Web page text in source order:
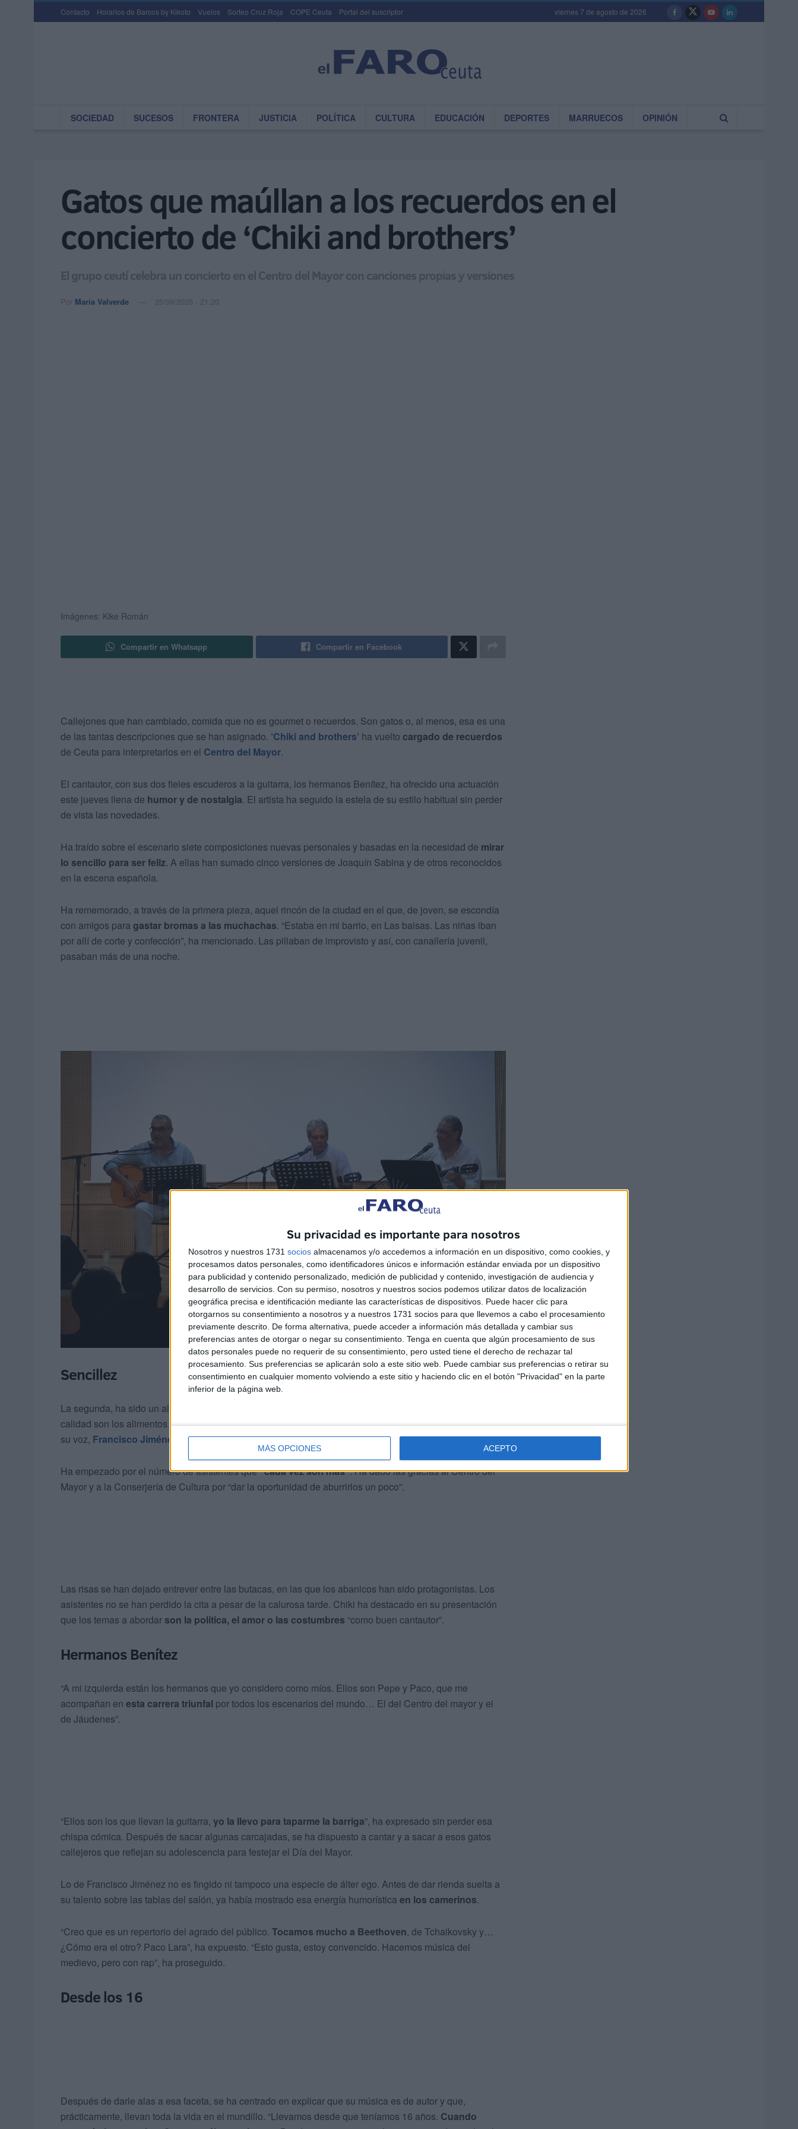
Su privacidad es importante para nosotros
Nosotros y nuestros 1731 socios almacenamos y/o accedemos a información en un dispositivo, como cookies, y
procesamos datos personales, como identificadores únicos e información estándar enviada por un dispositivo
para publicidad y contenido personalizado, medición de publicidad y contenido, investigación de audiencia y
desarrollo de servicios. Con su permiso, nosotros y nuestros socios podemos utilizar datos de localización
geográfica precisa e identificación mediante las características de dispositivos. Puede hacer clic para
otorgarnos su consentimiento a nosotros y a nuestros 1731 socios para que llevemos a cabo el procesamiento
previamente descrito. De forma alternativa, puede acceder a información más detallada y cambiar sus
preferencias antes de otorgar o negar su consentimiento. Tenga en cuenta que algún procesamiento de sus
datos personales puede no requerir de su consentimiento, pero usted tiene el derecho de rechazar tal
procesamiento. Sus preferencias se aplicarán solo a este sitio web. Puede cambiar sus preferencias o retirar su
consentimiento en cualquier momento volviendo a este sitio y haciendo clic en el botón "Privacidad" en la parte
inferior de la página web.
MÁS OPCIONES ACEPTO
Contacto Horarios de Barcos by Kikoto Vuelos Sorteo Cruz Roja COPE Ceuta Portal del suscriptor viernes 7 de agosto de 2026
SOCIEDAD SUCESOS FRONTERA JUSTICIA POLÍTICA CULTURA EDUCACIÓN DEPORTES MARRUECOS OPINIÓN
Gatos que maúllan a los recuerdos en el
concierto de ‘Chiki and brothers’
El grupo ceutí celebra un concierto en el Centro del Mayor con canciones propias y versiones
Por María Valverde 25/09/2025 - 21:20
Imágenes: Kike Román
Compartir en Whatsapp Compartir en Facebook
Callejones que han cambiado, comida que no es gourmet o recuerdos. Son gatos o, al menos, esa es una
de las tantas descripciones que se han asignado. ‘Chiki and brothers’ ha vuelto cargado de recuerdos
de Ceuta para interpretarlos en el Centro del Mayor.
El cantautor, con sus dos fieles escuderos a la guitarra, los hermanos Benítez, ha ofrecido una actuación
este jueves llena de humor y de nostalgia. El artista ha seguido la estela de su estilo habitual sin perder
de vista las novedades.
Ha traído sobre el escenario siete composiciones nuevas personales y basadas en la necesidad de mirar
lo sencillo para ser feliz. A ellas han sumado cinco versiones de Joaquín Sabina y de otros reconocidos
en la escena española.
Ha rememorado, a través de la primera pieza, aquel rincón de la ciudad en el que, de joven, se escondía
con amigos para gastar bromas a las muchachas. “Estaba en mi barrio, en Las balsas. Las niñas iban
por allí de corte y confección”, ha mencionado. Las pillaban de improvisto y así, con canallería juvenil,
pasaban más de una noche.
Sencillez
La segunda, ha sido un alegato a la alegría de los placeres pequeños. Poco importa de qué marca o
calidad son los alimentos de la mesasi la fiesta de la vida continúa. Antes de arrancar las cuerdas de
su voz, Francisco Jiménez se ha presentado con sus comentarios cómicos habituales.
Ha empezado por el número de asistentes que“cada vez son más”. Ha dado las gracias al Centro del
Mayor y a la Conserjería de Cultura por “dar la oportunidad de aburrirlos un poco”.
Las risas se han dejado entrever entre las butacas, en las que los abanicos han sido protagonistas. Los
asistentes no se han perdido la cita a pesar de la calurosa tarde. Chiki ha destacado en su presentación
que los temas a abordar son la política, el amor o las costumbres “como buen cantautor”.
Hermanos Benítez
“A mi izquierda están los hermanos que yo considero como míos. Ellos son Pepe y Paco, que me
acompañan en esta carrera triunfal por todos los escenarios del mundo… El del Centro del mayor y el
de Jáudenes”.
“Ellos son los que llevan la guitarra, yo la llevo para taparme la barriga”, ha expresado sin perder esa
chispa cómica. Después de sacar algunas carcajadas, se ha dispuesto a cantar y a sacar a esos gatos
callejeros que reflejan su adolescencia para festejar el Día del Mayor.
Lo de Francisco Jiménez no es fingido ni tampoco una especie de álter ego. Antes de dar rienda suelta a
su talento sobre las tablas del salón, ya había mostrado esa energía humorística en los camerinos.
“Creo que es un repertorio del agrado del público. Tocamos mucho a Beethoven, de Tchaikovsky y…
¿Cómo era el otro? Paco Lara”, ha expuesto. “Esto gusta, estoy convencido. Hacemos música del
medievo, pero con rap”, ha proseguido.
Desde los 16
Después de darle alas a esa faceta, se ha centrado en explicar que su música es de autor y que,
prácticamente, llevan toda la vida en el mundillo. “Llevamos desde que teníamos 16 años. Cuando